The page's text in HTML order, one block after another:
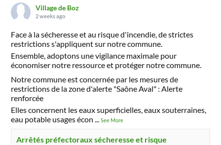
Village de Boz
2 weeks ago
Face à la sécheresse et au risque d'incendie, de strictes
restrictions s'appliquent sur notre commune.
Ensemble, adoptons une vigilance maximale pour
économiser notre ressource et protéger notre commune.
Notre commune est concernée par les mesures de
restrictions de la zone d'alerte "Saône Aval" : Alerte
renforcée
Elles concernent les eaux superficielles, eaux souterraines,
eau potable usages écon ...See More
Arrêtés préfectoraux sécheresse et risque